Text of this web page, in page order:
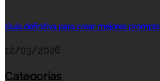
Guía definitiva para crear mejores prompts
12/03/2026
Categorías